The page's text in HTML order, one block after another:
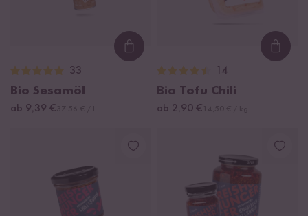
Loading...
33
Bio Sesamöl
ab 9,39 €
14
Bio Tofu Chili
ab 2,90 €